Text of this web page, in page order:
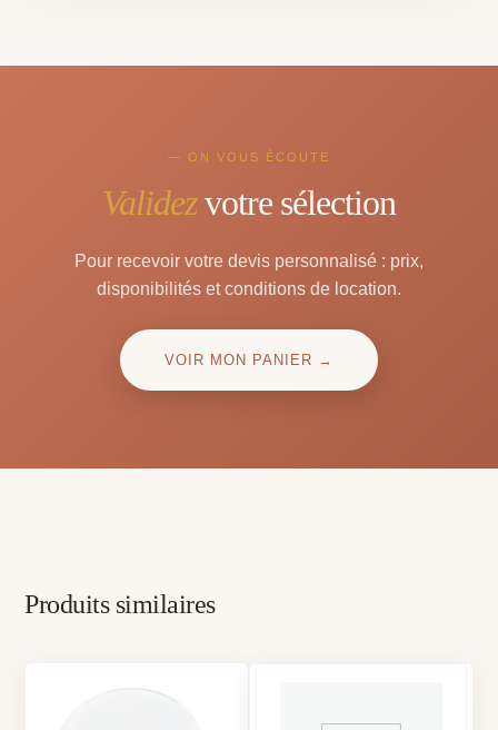
— ON VOUS ÉCOUTE
Validezvotre sélection
Pour recevoir votre devis personnalisé : prix,
disponibilités et conditions de location.
VOIR MON PANIER →
Produits similaires